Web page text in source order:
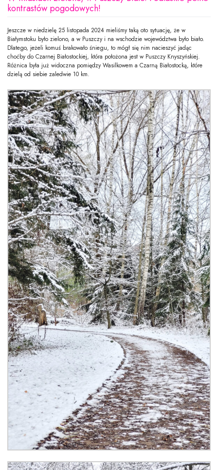
kontrastów pogodowych!
Jeszcze w niedzielę 25 listopada 2024 mieliśmy taką oto sytuację, że w
Białymstoku było zielono, a w Puszczy i na wschodzie województwa było biało.
Dlatego, jeżeli komuś brakowało śniegu, to mógł się nim nacieszyć jadąc
choćby do Czarnej Białostockiej, która położona jest w Puszczy Knyszyńskiej.
Różnica była już widoczna pomiędzy Wasilkowem a Czarną Białostocką, które
dzielą od siebie zaledwie 10 km.